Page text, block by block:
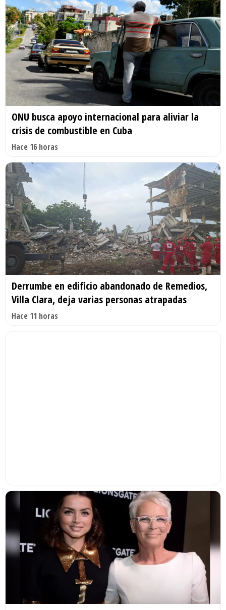
ONU busca apoyo internacional para aliviar la
crisis de combustible en Cuba
Hace 16 horas
Derrumbe en edificio abandonado de Remedios,
Villa Clara, deja varias personas atrapadas
Hace 11 horas